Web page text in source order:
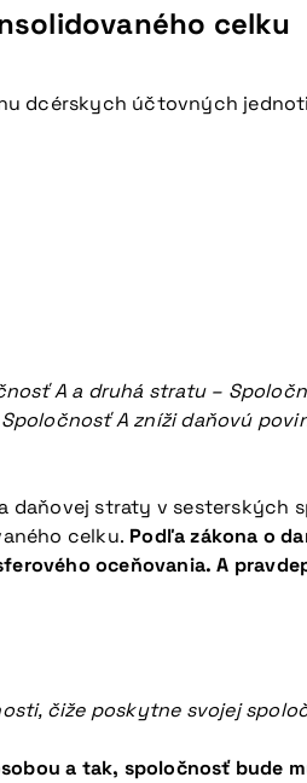
celku
dcérskych účtovných
A a druhá stratu –
A zníži daňovú
daňovej straty v sesterských
celku. Podľa zákona o
oceňovania. A
čiže poskytne svojej
a tak, spoločnosť bude